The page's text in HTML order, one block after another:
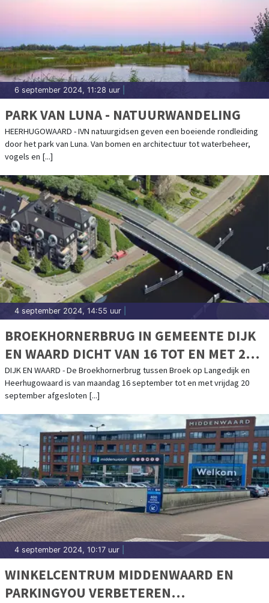
6 september 2024, 11:28 uur
PARK VAN LUNA - NATUURWANDELING
HEERHUGOWAARD - IVN natuurgidsen geven een boeiende rondleiding
door het park van Luna. Van bomen en architectuur tot waterbeheer,
vogels en [...]
4 september 2024, 14:55 uur
BROEKHORNERBRUG IN GEMEENTE DIJK
EN WAARD DICHT VAN 16 TOT EN MET 20
SEPTEMBER
DIJK EN WAARD - De Broekhornerbrug tussen Broek op Langedijk en
Heerhugowaard is van maandag 16 september tot en met vrijdag 20
september afgesloten [...]
4 september 2024, 10:17 uur
WINKELCENTRUM MIDDENWAARD EN
PARKINGYOU VERBETEREN